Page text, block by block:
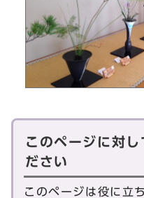
このページに対し
ださい
このページは役に立